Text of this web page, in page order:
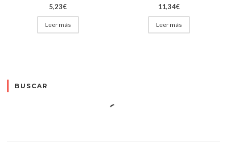
5,23€
Leer más
11,34€
Leer más
BUSCAR